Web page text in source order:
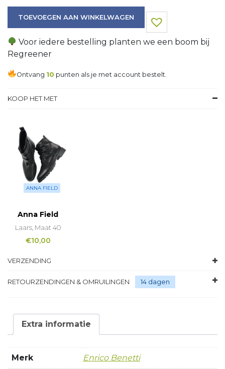
TOEVOEGEN AAN WINKELWAGEN
Voor iedere bestelling planten we een boom bij
Regreener
Ontvang 10 punten als je met account bestelt.
KOOP HET MET
ANNA FIELD
Anna Field
Laars, Maat 40
€10,00
VERZENDING
RETOURZENDINGEN & OMRUILINGEN 14 dagen
Extra informatie
Merk Enrico Benetti